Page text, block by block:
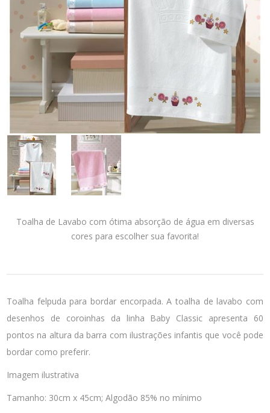
Toalha de Lavabo com ótima absorção de água em diversas
cores para escolher sua favorita!
Toalha felpuda para bordar encorpada. A toalha de lavabo com
desenhos de coroinhas da linha Baby Classic apresenta 60
pontos na altura da barra com ilustrações infantis que você pode
bordar como preferir.
Imagem ilustrativa
Tamanho: 30cm x 45cm; Algodão 85% no mínimo